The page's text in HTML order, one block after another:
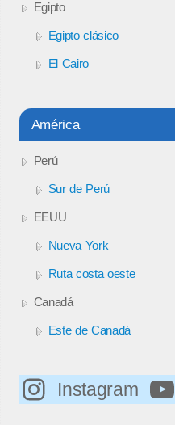
Egipto
Egipto clásico
El Cairo
América
Perú
Sur de Perú
EEUU
Nueva York
Ruta costa oeste
Canadá
Este de Canadá
Instagram